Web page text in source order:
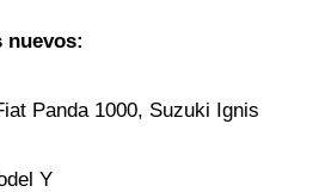
nuevos:
Panda 1000, Suzuki Ignis
Y